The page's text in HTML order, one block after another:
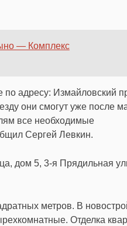
— Комплекс
адресу: Измайловский
они смогут уже после
все необходимые
Сергей Левкин.
дом 5, 3-я Прядильная
метров. В
Отделка